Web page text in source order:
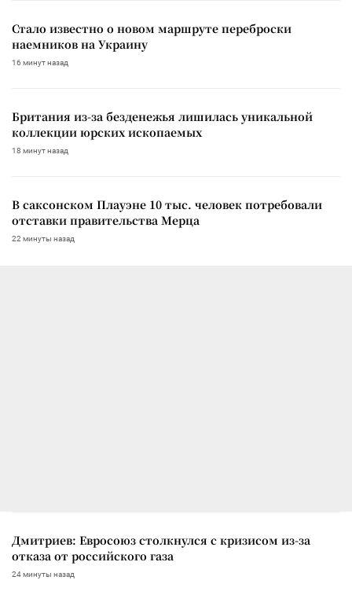
Стало известно о новом маршруте переброски
наемников на Украину
16 минут назад
Британия из-за безденежья лишилась уникальной
коллекции юрских ископаемых
18 минут назад
В саксонском Плауэне 10 тыс. человек потребовали
отставки правительства Мерца
22 минуты назад
Дмитриев: Евросоюз столкнулся с кризисом из-за
отказа от российского газа
24 минуты назад